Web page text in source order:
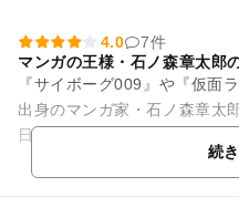
4.0
7件
マンガの王様・石ノ森章太郎
『サイボーグ009』や『仮面
出身のマンガ家・石ノ森章太
日本最大級のマンガミュージ
め、作品ごとにコーナー...続